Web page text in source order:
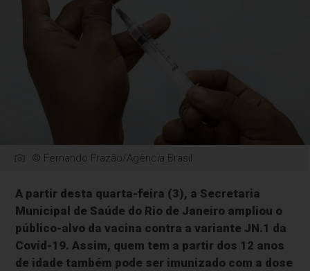
© Fernando Frazão/Agência Brasil
A partir desta quarta-feira (3), a Secretaria
Municipal de Saúde do Rio de Janeiro ampliou o
público-alvo da vacina contra a variante JN.1 da
Covid-19. Assim, quem tem a partir dos 12 anos
de idade também pode ser imunizado com a dose